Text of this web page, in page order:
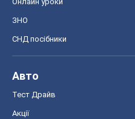
ЗНО
СНД посібники
Авто
Тест Драйв
Акції